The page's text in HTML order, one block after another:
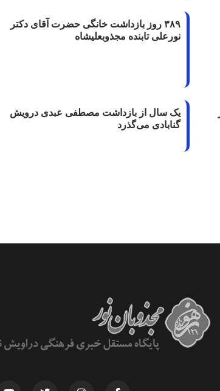
۳۸۹ روز بازداشت خانگی حضرت آقای دکتر
نورعلی تابنده مجذوبعلیشاه
یک سال از بازداشت مصطفی عبدی درویش
گنابادی می‌گذرد